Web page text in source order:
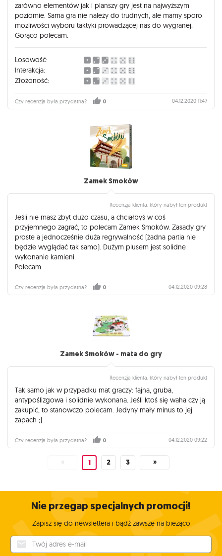
zarówno elementów jak i planszy gry jest na najwyższym
poziomie. Sama gra nie należy do trudnych, ale mamy sporo
możliwości wyboru taktyki prowadzącej nas do wygranej.
Gorąco polecam.
Losowość:
Interakcja:
Złożoność:
Czy recenzja była przydatna? 0 04.12.2020 11:47
Zamek Smoków
Recenzja klienta, który nabył ten produkt
Jeśli nie masz zbyt dużo czasu, a chciałbyś w coś
przyjemnego zagrać, to polecam Zamek Smoków. Zasady gry
proste a jednocześnie duża regrywalność (żadna partia nie
będzie wyglądać tak samo). Dużym plusem jest solidne
wykonanie kamieni.
Polecam
Czy recenzja była przydatna? 0 04.12.2020 09:28
Zamek Smoków - mata do gry
Recenzja klienta, który nabył ten produkt
Tak samo jak w przypadku mat graczy: fajna, gruba,
antypoślizgowa i solidnie wykonana. Jeśli ktoś się waha czy ją
zakupić, to stanowczo polecam. Jedyny mały minus to jej
zapach ;)
Czy recenzja była przydatna? 0 04.12.2020 09:22
« 1 2 3 »
Nie przegap specjalnych promocji!
Zapisz się do newslettera i bądź zawsze na bieżąco